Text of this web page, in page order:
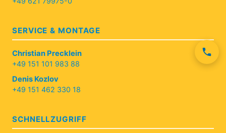
SERVICE & MONTAGE
Christian Precklein
+49 151 101 983 88
Denis Kozlov
+49 151 462 330 18
SCHNELLZUGRIFF